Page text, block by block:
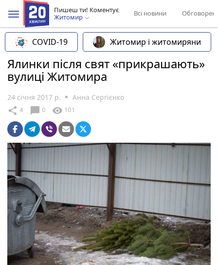
Пишеш ти! Коментує
Житомир
Всі новини
COVID-19 Житомир і житомиряни
Ялинки після свят «прикрашають»
вулиці Житомира
24 січня 2017 р. Анна Сергієнко
share 4 chat_bubble 0 visibility 101